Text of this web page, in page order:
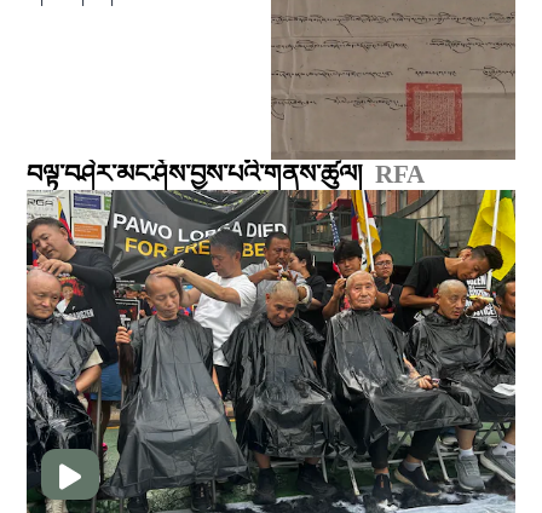
བལྟ་བཤེར་མང་ཤོས་བྱས་པའི་གནས་ཚུལ། RFA